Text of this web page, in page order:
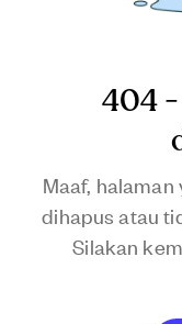
404
Maaf,
dihapus atau
Silakan